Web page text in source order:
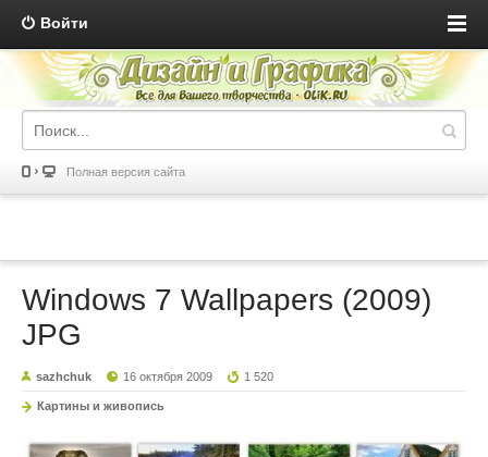
Войти
Полная версия сайта
Windows 7 Wallpapers (2009)
JPG
sazhchuk 16 октября 2009 1 520
Картины и живопись